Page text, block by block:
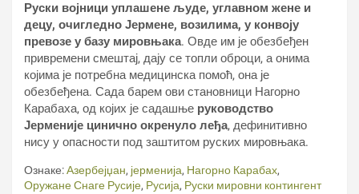
Руски војници уплашене људе, углавном жене и
децу, очигледно Јермене, возилима, у конвоју
превозе у базу мировњака. Овде им је обезбеђен
привремени смештај, дају се топли оброци, а онима
којима је потребна медицинска помоћ, она је
обезбеђена. Сада барем ови становници Нагорно
Карабаха, од којих је садашње руководство
Јерменије цинично окренуло леђа, дефинитивно
нису у опасности под заштитом руских мировњака.
Ознаке:Азербејџан, јерменија, Нагорно Карабах,
Оружане Снаге Русије, Русија, Руски мировни контингент